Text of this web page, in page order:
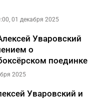
01 декабря 2025
Уваровский
о
поединке
2025
Уваровский и